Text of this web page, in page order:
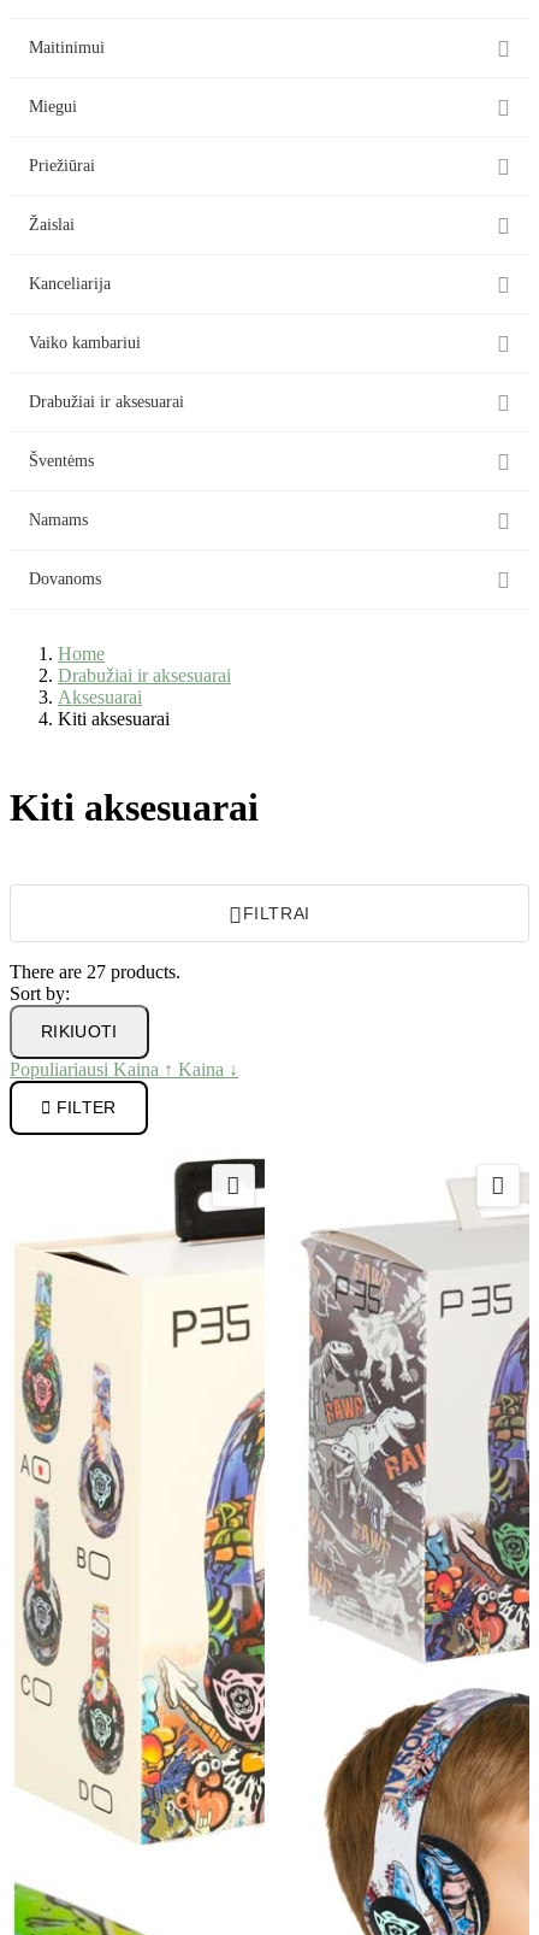
Maitinimui 
Miegui 
Priežiūrai 
Žaislai 
Kanceliarija 
Vaiko kambariui 
Drabužiai ir aksesuarai 
Šventėms 
Namams 
Dovanoms 
Home
Drabužiai ir aksesuarai
Aksesuarai
Kiti aksesuarai
Kiti aksesuarai
 FILTRAI
There are 27 products.
Sort by:
RIKIUOTI
PopuliariausiKaina ↑Kaina ↓
 FILTER
 